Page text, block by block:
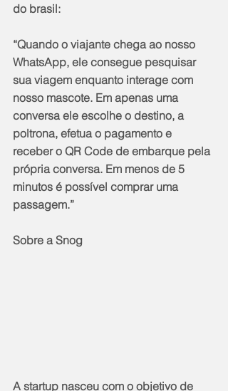
do brasil:
“Quando o viajante chega ao nosso
WhatsApp, ele consegue pesquisar
sua viagem enquanto interage com
nosso mascote. Em apenas uma
conversa ele escolhe o destino, a
poltrona, efetua o pagamento e
receber o QR Code de embarque pela
própria conversa. Em menos de 5
minutos é possível comprar uma
passagem.”
Sobre a Snog
A startup nasceu com o objetivo de